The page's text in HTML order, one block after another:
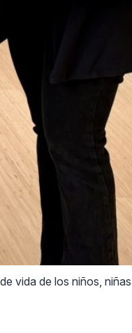
vida de los niños,